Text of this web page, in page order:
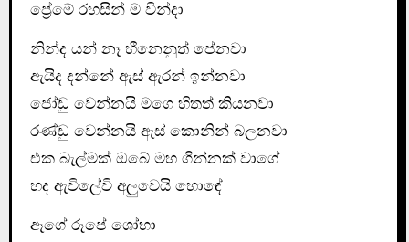
ප්‍රේමේ රහසින් ම වින්දා
නින්ද යන් නෑ හීනෙනුත් පේනවා
ඇයිද දන්නේ ඇස් ඇරන් ඉන්නවා
ජෝඩු වෙන්නයි මගෙ හිතත් කියනවා
රණ්ඩු වෙන්නයි ඇස් කොනින් බලනවා
එක බැල්මක් ඔබේ මහ ගින්නක් වාගේ
හද ඇවිලේවි අලුවෙයි හොඳේ
ඈගේ රූපේ ශෝභා